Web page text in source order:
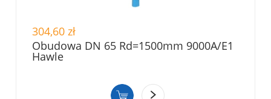
304,60 zł
Obudowa DN 65 Rd=1500mm 9000A/E1
Hawle